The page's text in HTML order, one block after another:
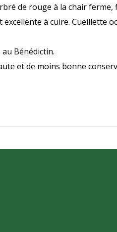
de rouge à la chair
à cuire. Cueillette
Bénédictin.
et de moins bonne